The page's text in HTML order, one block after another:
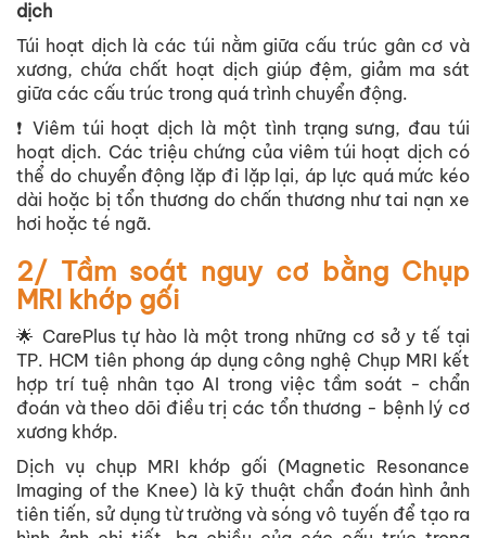
dịch
Túi hoạt dịch là các túi nằm giữa cấu trúc gân cơ và
xương, chứa chất hoạt dịch giúp đệm, giảm ma sát
giữa các cấu trúc trong quá trình chuyển động.
❗ Viêm túi hoạt dịch là một tình trạng sưng, đau túi
hoạt dịch. Các triệu chứng của viêm túi hoạt dịch có
thể do chuyển động lặp đi lặp lại, áp lực quá mức kéo
dài hoặc bị tổn thương do chấn thương như tai nạn xe
hơi hoặc té ngã.
2/ Tầm soát nguy cơ bằng Chụp
MRI khớp gối
🌟 CarePlus tự hào là một trong những cơ sở y tế tại
TP. HCM tiên phong áp dụng công nghệ Chụp MRI kết
hợp trí tuệ nhân tạo AI trong việc tầm soát - chẩn
đoán và theo dõi điều trị các tổn thương - bệnh lý cơ
xương khớp.
Dịch vụ chụp MRI khớp gối (Magnetic Resonance
Imaging of the Knee) là kỹ thuật chẩn đoán hình ảnh
tiên tiến, sử dụng từ trường và sóng vô tuyến để tạo ra